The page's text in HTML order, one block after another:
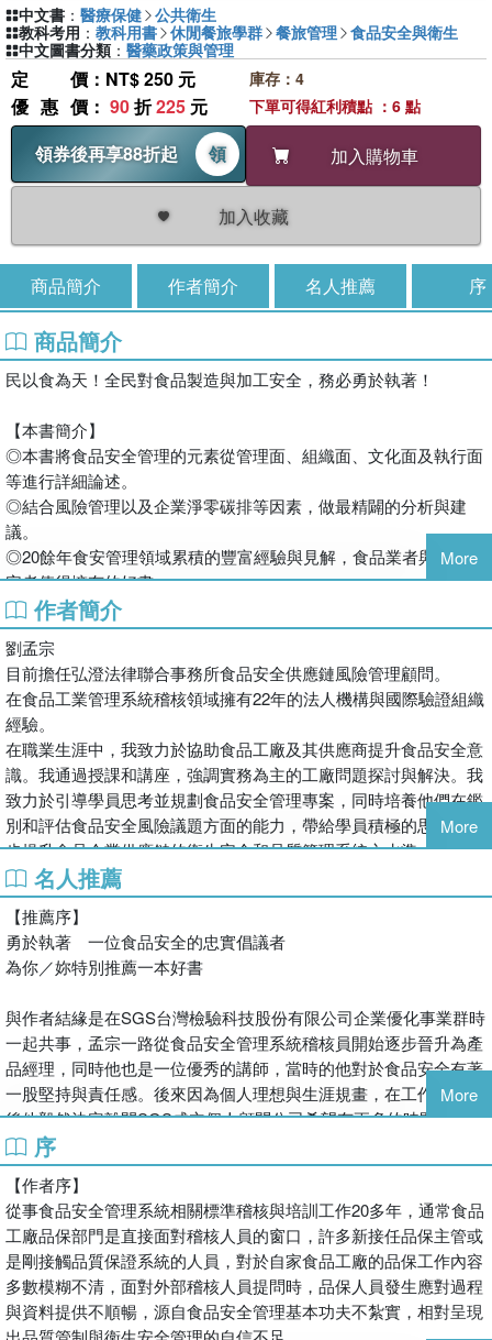
定價 ：NT$ 250 元
優惠價 ： 90折225 元
領券後再享88折起
領 加入購物車
加入收藏
庫存：4
下單可得紅利積點 ：6 點
中文書 ： 醫療保健 公共衛生
教科考用 ： 教科用書 休閒餐旅學群 餐旅管理 食品安全與衛生
中文圖書分類 ： 醫藥政策與管理
商品簡介 作者簡介 名人推薦 序
商品簡介
民以食為天！全民對食品製造與加工安全，務必勇於執著！
【本書簡介】
◎本書將食品安全管理的元素從管理面、組織面、文化面及執行面
等進行詳細論述。
◎結合風險管理以及企業淨零碳排等因素，做最精闢的分析與建
議。
◎20餘年食安管理領域累積的豐富經驗與見解，食品業者與關心食
安者值得擁有的好書。
據世界衛生組織（World Health Organization ,WHO）統計，
全球每年約有10%的人口罹患食源性疾病，
嚴重者導致患者傷亡也不再少數！
「吃下肚就來不及」，唯有安全的食物，
才能讓我們獲取營養價值，維持身體健康。
本書內容以PDCA（Plan-Do-Check-Action）邏輯順序，
始於企業食品安全體制規劃、產品製造過程及建立審核作業目標，
終於食品工廠持續優化食品安全管理制度，
引導企業高階管理者與品保管理主管以累積的經驗建立食安思維，
以及相關部門人員討論適當有效的改善方案。
◎代理經銷：白象文化
http://www.pressstore.com.tw/freereading/9789579805759.pdf
More
作者簡介
劉孟宗
目前擔任弘澄法律聯合事務所食品安全供應鏈風險管理顧問。
在食品工業管理系統稽核領域擁有22年的法人機構與國際驗證組織
經驗。
在職業生涯中，我致力於協助食品工廠及其供應商提升食品安全意
識。我通過授課和講座，強調實務為主的工廠問題探討與解決。我
致力於引導學員思考並規劃食品安全管理專案，同時培養他們在鑑
別和評估食品安全風險議題方面的能力，帶給學員積極的思維，逐
步提升食品企業供應鏈的衛生安全和品質管理系統之水準。
More
名人推薦
【推薦序】
勇於執著 一位食品安全的忠實倡議者
為你／妳特別推薦一本好書
與作者結緣是在SGS台灣檢驗科技股份有限公司企業優化事業群時
一起共事，孟宗一路從食品安全管理系統稽核員開始逐步晉升為產
品經理，同時他也是一位優秀的講師，當時的他對於食品安全有著
一股堅持與責任感。後來因為個人理想與生涯規畫，在工作10幾年
後他毅然決定離開SGS成立個人顧問公司希望有更多的時間投入食
品安全理念的傳播與分享。
這本書將食品安全管理的元素與要因從管理面、組織面、文化面及
執行面發想結合了風險管理的考量以及企業永續碳排的議題做了很
精闢的分析與建議。對於從事食品相關製造業者來說這不啻是非常
值得擁有的一本書，因為其中濃縮了作者這20年來在食安管理領域
所累積的經驗與見解。
民以食為天！守護食品安全更是大家共同的責任。誠如作者在結論
中所強調的。
More
序
【作者序】
從事食品安全管理系統相關標準稽核與培訓工作20多年，通常食品
工廠品保部門是直接面對稽核人員的窗口，許多新接任品保主管或
是剛接觸品質保證系統的人員，對於自家食品工廠的品保工作內容
多數模糊不清，面對外部稽核人員提問時，品保人員發生應對過程
與資料提供不順暢，源自食品安全管理基本功夫不紮實，相對呈現